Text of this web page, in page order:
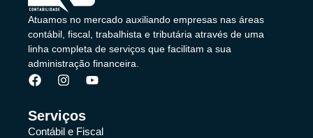
Atuamos no mercado auxiliando empresas nas áreas
contábil, fiscal, trabalhista e tributária através de uma
linha completa de serviços que facilitam a sua
administração financeira.
Serviços
Contábil e Fiscal